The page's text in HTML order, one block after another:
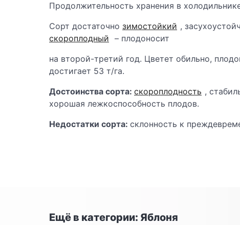
Продолжительность хранения в
Сорт достаточно зимостойкий ,
скороплодный – плодоносит
на второй-третий год. Цветет обильно,
достигает 53 т/га.
Достоинства сорта: скороплодность ,
хорошая лежкоспособность плодов.
Недостатки сорта: склонность к
Ещё в категории: Яблоня